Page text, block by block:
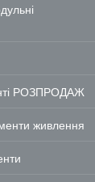
РОЗПРОДАЖ
живлення